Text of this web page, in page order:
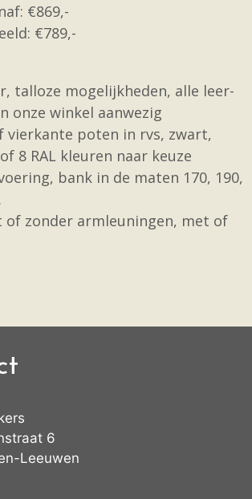
€869,-
€789,-
talloze mogelijkheden, alle leer-
onze winkel aanwezig
vierkante poten in rvs, zwart,
8 RAL kleuren naar keuze
bank in de maten 170, 190,
of zonder armleuningen, met of
6
Leeuwen